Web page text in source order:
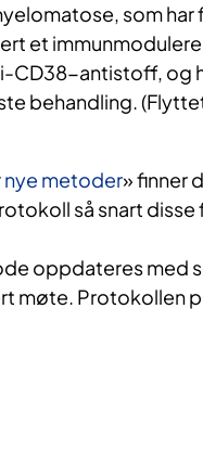
som har
et
CD38-antistoff, og
behandling.
nye metoder» finner
så snart disse
oppdateres med
møte. Protokollen